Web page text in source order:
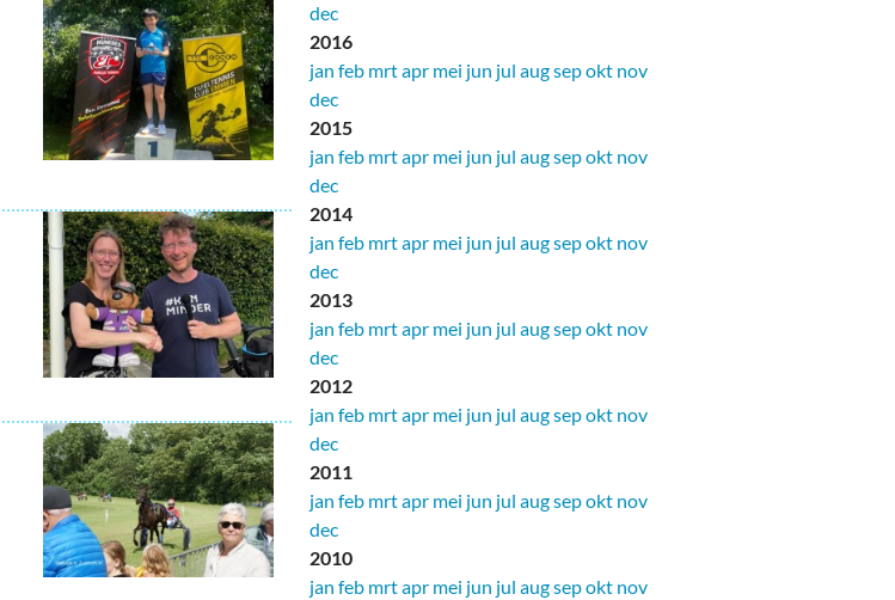
dec
2016
jan feb mrtapr mei jun jul augsepokt nov
dec
2015
jan feb mrtapr mei jun jul augsepokt nov
dec
2014
jan feb mrtapr mei jun jul augsepokt nov
dec
2013
jan feb mrtapr mei jun jul augsepokt nov
dec
2012
jan feb mrtapr mei jun jul augsepokt nov
dec
2011
jan feb mrtapr mei jun jul augsepokt nov
dec
2010
jan feb mrtapr mei jun jul augsepokt nov